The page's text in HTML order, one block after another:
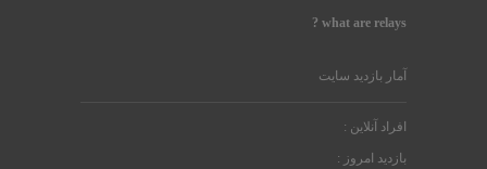
what are relays ?
آمار بازدید سایت
افراد آنلاین :
بازدید امروز :